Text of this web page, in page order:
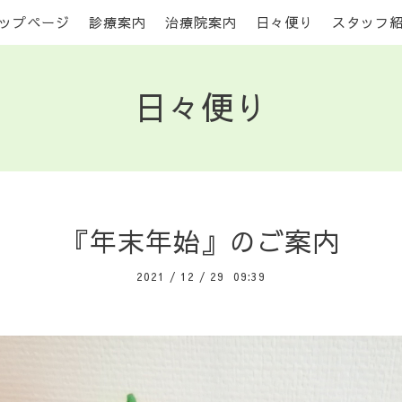
プページ 診療案内 治療院案内 日々便り スタッフ
日々便り
『年末年始』のご案内
2021 / 12 / 29 09:39